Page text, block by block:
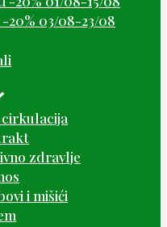
20% 03/08-23/08
zdravlje
i mišići